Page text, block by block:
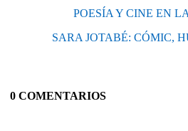
POESÍA Y CINE EN
SARA JOTABÉ: CÓMIC,
0 COMENTARIOS